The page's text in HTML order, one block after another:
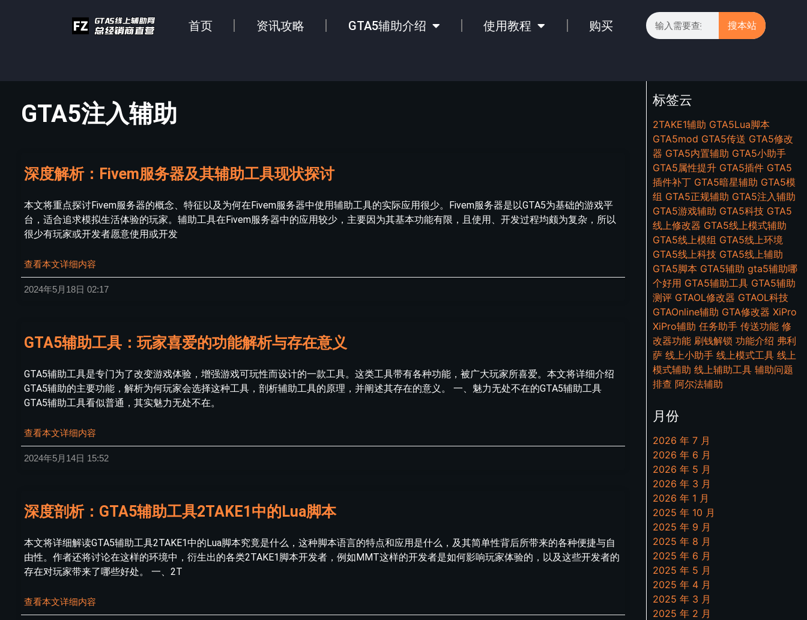
首页 资讯攻略 GTA5辅助介绍 使用教程 购买 搜本站
GTA5注入辅助
深度解析：Fivem服务器及其辅助工具现状探讨
本文将重点探讨Fivem服务器的概念、特征以及为何在Fivem服务器中使用辅助工具的实际应用很少。Fivem服务器是以GTA5为基础的游戏平
台，适合追求模拟生活体验的玩家。辅助工具在Fivem服务器中的应用较少，主要因为其基本功能有限，且使用、开发过程均颇为复杂，所以
很少有玩家或开发者愿意使用或开发
查看本文详细内容
2024年5月18日 02:17
GTA5辅助工具：玩家喜爱的功能解析与存在意义
GTA5辅助工具是专门为了改变游戏体验，增强游戏可玩性而设计的一款工具。这类工具带有各种功能，被广大玩家所喜爱。本文将详细介绍
GTA5辅助的主要功能，解析为何玩家会选择这种工具，剖析辅助工具的原理，并阐述其存在的意义。 一、魅力无处不在的GTA5辅助工具
GTA5辅助工具看似普通，其实魅力无处不在。
查看本文详细内容
2024年5月14日 15:52
深度剖析：GTA5辅助工具2TAKE1中的Lua脚本
本文将详细解读GTA5辅助工具2TAKE1中的Lua脚本究竟是什么，这种脚本语言的特点和应用是什么，及其简单性背后所带来的各种便捷与自
由性。作者还将讨论在这样的环境中，衍生出的各类2TAKE1脚本开发者，例如MMT这样的开发者是如何影响玩家体验的，以及这些开发者的
存在对玩家带来了哪些好处。 一、2T
查看本文详细内容
标签云
2TAKE1辅助 GTA5Lua脚本
GTA5mod GTA5传送 GTA5修改
器 GTA5内置辅助 GTA5小助手
GTA5属性提升 GTA5插件 GTA5
插件补丁 GTA5暗星辅助 GTA5模
组 GTA5正规辅助 GTA5注入辅助
GTA5游戏辅助 GTA5科技 GTA5
线上修改器 GTA5线上模式辅助
GTA5线上模组 GTA5线上环境
GTA5线上科技 GTA5线上辅助
GTA5脚本 GTA5辅助 gta5辅助哪
个好用 GTA5辅助工具 GTA5辅助
测评 GTAOL修改器 GTAOL科技
GTAOnline辅助 GTA修改器 XiPro
XiPro辅助 任务助手 传送功能 修
改器功能 刷钱解锁 功能介绍 弗利
萨 线上小助手 线上模式工具 线上
模式辅助 线上辅助工具 辅助问题
排查 阿尔法辅助
月份
2026 年 7 月
2026 年 6 月
2026 年 5 月
2026 年 3 月
2026 年 1 月
2025 年 10 月
2025 年 9 月
2025 年 8 月
2025 年 6 月
2025 年 5 月
2025 年 4 月
2025 年 3 月
2025 年 2 月